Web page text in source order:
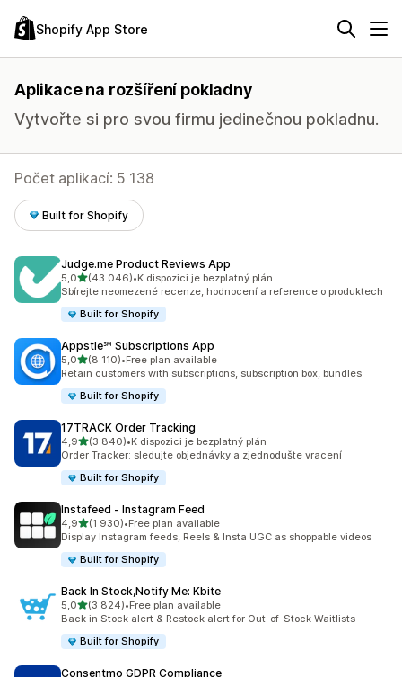
Shopify App Store
Aplikace na rozšíření pokladny
Vytvořte si pro svou firmu jedinečnou pokladnu.
Počet aplikací: 5 138
Built for Shopify
Judge.me Product Reviews App
5,0z 5 hvězd
(43 046)
Celkový počet recenzí: 43046
•K dispozici je bezplatný plán
Sbírejte neomezené recenze, hodnocení a reference o produktech
Built for Shopify
Appstle℠ Subscriptions App
5,0z 5 hvězd
(8 110)
Celkový počet recenzí: 8110
•Free plan available
Retain customers with subscriptions, subscription box, bundles
Built for Shopify
17TRACK Order Tracking
4,9z 5 hvězd
(3 840)
Celkový počet recenzí: 3840
•K dispozici je bezplatný plán
Order Tracker: sledujte objednávky a zjednodušte vracení
Built for Shopify
Instafeed ‑ Instagram Feed
4,9z 5 hvězd
(1 930)
Celkový počet recenzí: 1930
•Free plan available
Display Instagram feeds, Reels & Insta UGC as shoppable videos
Built for Shopify
Back In Stock,Notify Me: Kbite
5,0z 5 hvězd
(3 824)
Celkový počet recenzí: 3824
•Free plan available
Back in Stock alert & Restock alert for Out-of-Stock Waitlists
Built for Shopify
Consentmo GDPR Compliance